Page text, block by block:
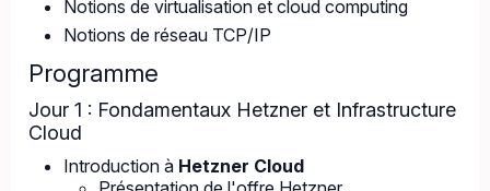
Notions de virtualisation et cloud computing
Notions de réseau TCP/IP
Programme
Jour 1 : Fondamentaux Hetzner et Infrastructure
Cloud
Introduction à Hetzner Cloud